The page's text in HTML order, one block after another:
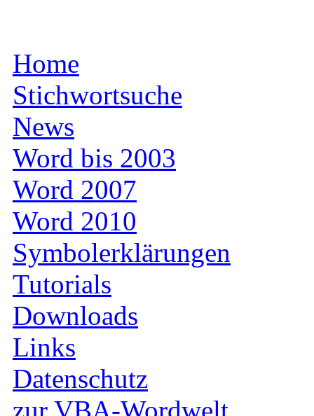
Home
Stichwortsuche
News
Word bis 2003
Word 2007
Word 2010
Symbolerklärungen
Tutorials
Downloads
Links
Datenschutz
zur VBA-Wordwelt